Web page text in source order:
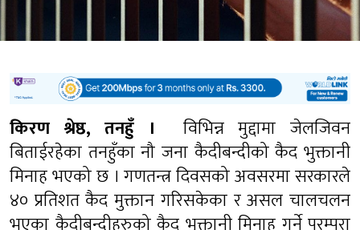
किरण श्रेष्ठ, तनहुँ । विभिन्न मुद्दामा जेलजिवन
बिताईरहेका तनहुँका नौ जना कैदीबन्दीको कैद भुक्तानी
मिनाह भएको छ । गणतन्त्र दिवसको अवसरमा सरकारले
४० प्रतिशत कैद मुक्तान गरिसकेका र असल चालचलन